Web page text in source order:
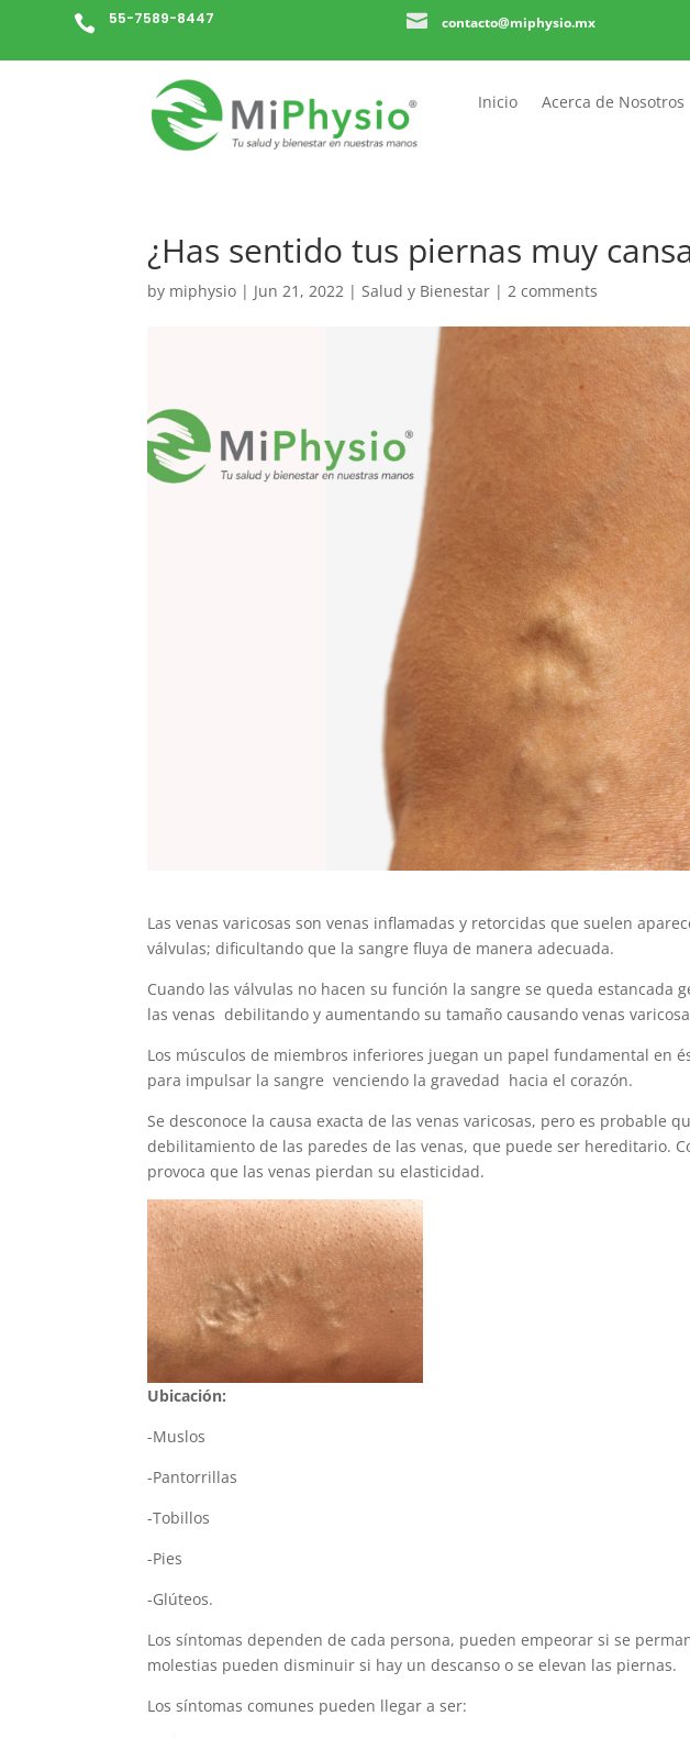
 55-7589-8447  contacto@miphysio.mx
Inicio Acerca de Nosotros
¿Has sentido tus piernas muy
by miphysio | Jun 21, 2022 |Salud y Bienestar |2 comments
Las venas varicosas son venas inflamadas y retorcidas que suelen
válvulas; dificultando que la sangre fluya de manera adecuada.
Cuando las válvulas no hacen su función la sangre se queda estancada
las venas debilitando y aumentando su tamaño causando venas
Los músculos de miembros inferiores juegan un papel fundamental en
para impulsar la sangre venciendo la gravedad hacia el corazón.
Se desconoce la causa exacta de las venas varicosas, pero es probable
debilitamiento de las paredes de las venas, que puede ser hereditario.
provoca que las venas pierdan su elasticidad.
Ubicación:
-Muslos
-Pantorrillas
-Tobillos
-Pies
-Glúteos.
Los síntomas dependen de cada persona, pueden empeorar si se
molestias pueden disminuir si hay un descanso o se elevan las piernas.
Los síntomas comunes pueden llegar a ser: